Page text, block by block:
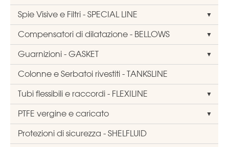
Spie Visive e Filtri - SPECIAL LINE
Compensatori di dilatazione - BELLOWS
Guarnizioni - GASKET
Colonne e Serbatoi rivestiti - TANKSLINE
Tubi flessibili e raccordi - FLEXILINE
PTFE vergine e caricato
Protezioni di sicurezza - SHELFLUID